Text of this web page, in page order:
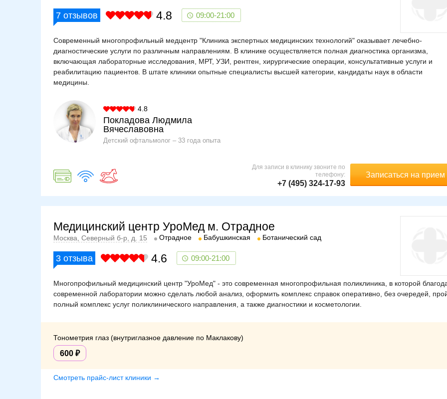
7 отзывов 4.8 09:00-21:00
Современный многопрофильный медцентр "Клиника экспертных медицинских технологий" оказывает лечебно-
диагностические услуги по различным направлениям. В клинике осуществляется полная диагностика организма,
включающая лабораторные исследования, МРТ, УЗИ, рентген, хирургические операции, консультативные услуги и
реабилитацию пациентов. В штате клиники опытные специалисты высшей категории, кандидаты наук в области
медицины.
4.8
Покладова Людмила
Вячеславовна
Детский офтальмолог 33 года опыта
Записаться на прием
Для записи в клинику звоните по
телефону:
+7 (495) 324-17-93
Медицинский центр УроМед м. Отрадное
Москва, Северный б-р, д. 15 Отрадное Бабушкинская Ботанический сад
3 отзыва 4.6 09:00-21:00
Многопрофильный медицинский центр "УроМед" - это современная многопрофильная поликлиника, в которой
современной лаборатории можно сделать любой анализ, оформить комплекс справок оперативно, без очередей,
полный комплекс услуг поликлинического направления, а также диагностики и косметологии.
Тонометрия глаз (внутриглазное давление по Маклакову)
600
Смотреть прайс-лист клиники →